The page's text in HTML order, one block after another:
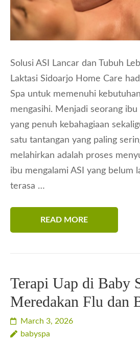
Solusi ASI Lancar dan Tubuh
Laktasi Sidoarjo Home Care
Spa untuk memenuhi
mengasihi. Menjadi seorang ibu
yang penuh kebahagiaan
satu tantangan yang paling
melahirkan adalah proses
ibu mengalami ASI yang belum
terasa …
READ MORE
Terapi Uap di Baby
Meredakan Flu dan
March 3, 2026
babyspa